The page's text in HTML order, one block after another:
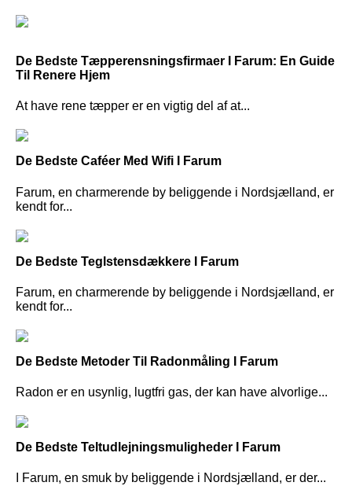
De Bedste Tæpperensningsfirmaer I Farum: En Guide
Til Renere Hjem
At have rene tæpper er en vigtig del af at...
De Bedste Caféer Med Wifi I Farum
Farum, en charmerende by beliggende i Nordsjælland, er
kendt for...
De Bedste Teglstensdækkere I Farum
Farum, en charmerende by beliggende i Nordsjælland, er
kendt for...
De Bedste Metoder Til Radonmåling I Farum
Radon er en usynlig, lugtfri gas, der kan have alvorlige...
De Bedste Teltudlejningsmuligheder I Farum
I Farum, en smuk by beliggende i Nordsjælland, er der...